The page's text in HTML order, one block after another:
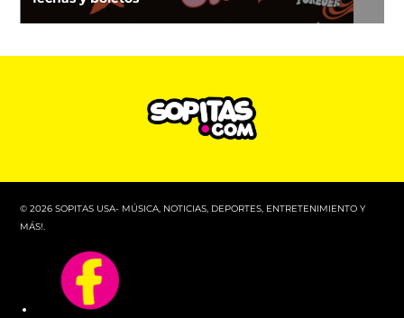
© 2026 SOPITAS USA- MÚSICA, NOTICIAS, DEPORTES, ENTRETENIMIENTO Y
MÁS!.